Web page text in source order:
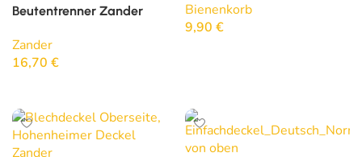
Beutentrenner Zander
Zander
16,70 €
Bienenkorb
9,90 €